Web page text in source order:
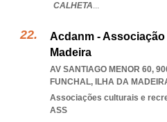
CALHETA...
Acdanm -
Madeira
AV SANTIAGO MENOR 60,
FUNCHAL, ILHA DA
Associações culturais e
ASS